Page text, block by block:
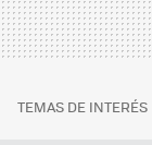
TEMAS DE INTERÉS